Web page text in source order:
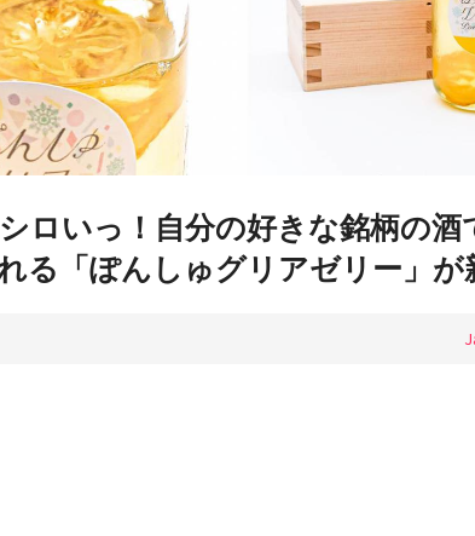
ロいっ！自分の好きな銘柄の酒
る「ぽんしゅグリアゼリー」が